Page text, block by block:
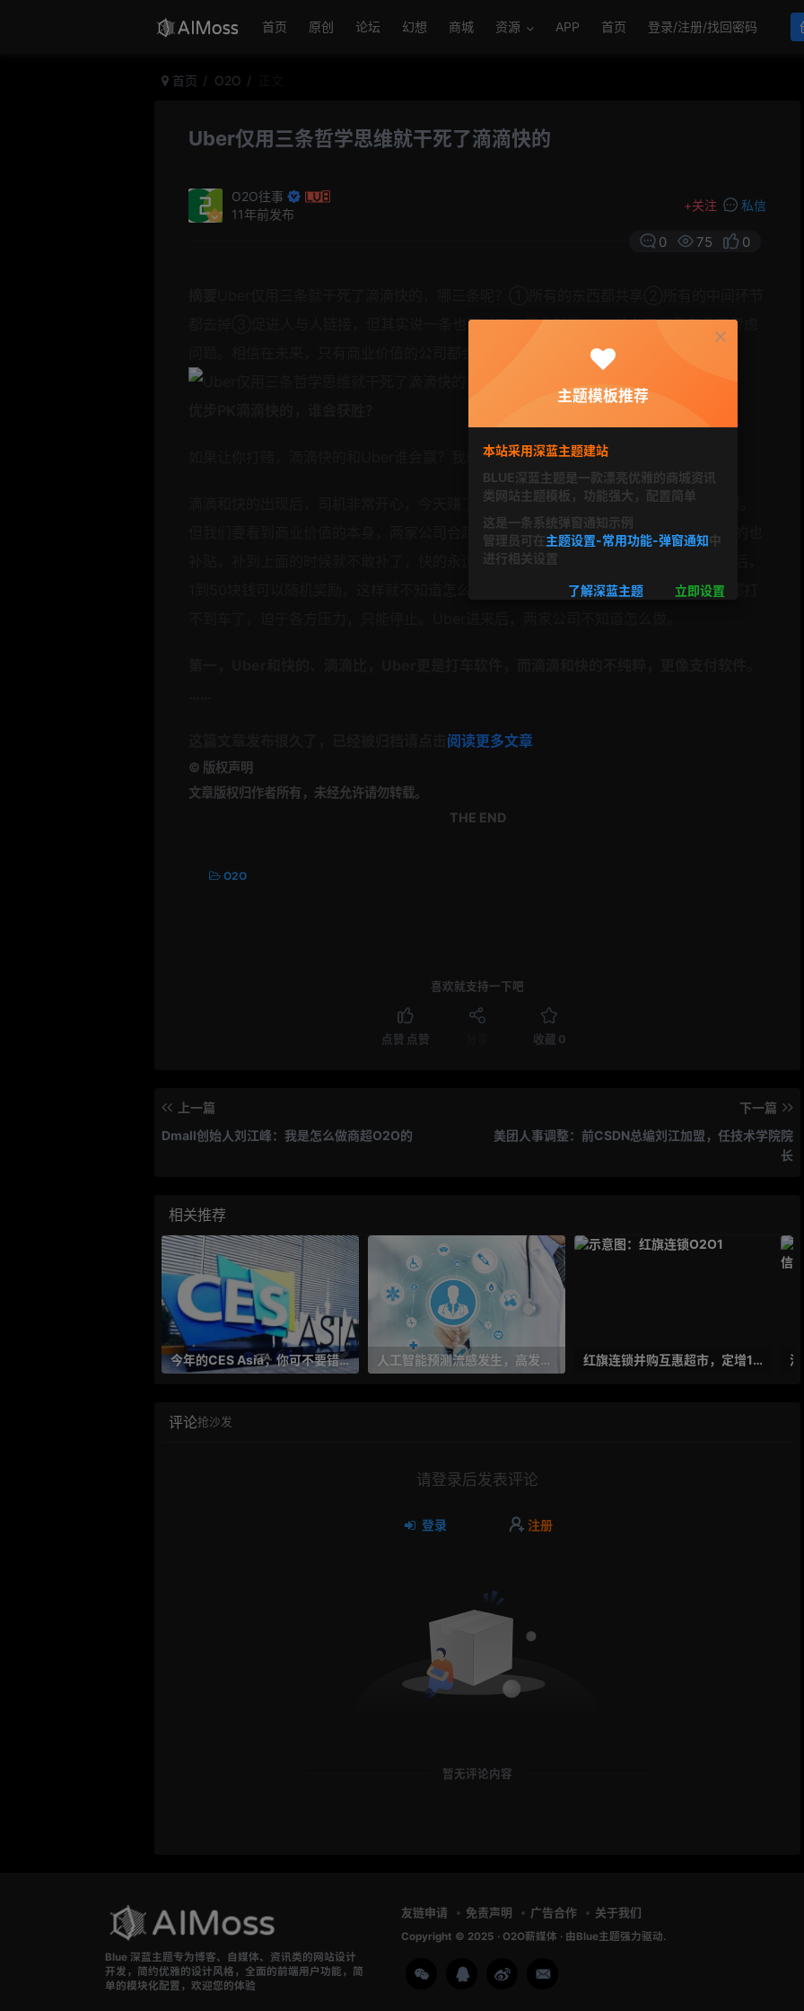
首页 原创 论坛 幻想 商城 资源 APP 首页 登录/注册/找回密码
首页 O2O
Uber仅用三条哲学思维就干死了滴滴快的
O2O往事
11年前发布
+关注 私信
0 75 0
都去掉③促进人与人链接，但其实说一条也可以了，无非就是Uber站在了消费者角度考虑
问题。相信在未来，只有商业价值的公司都会死于缺乏哲学构架。
如果让你打赌，滴滴快的和Uber谁会赢？我的想法是，Uber必胜。
滴滴和快的出现后，司机非常开心，今天赚了马云70块，赚了马化腾80块，消费者获利。
但我们要看到商业价值的本身，两家公司合起来之后补贴就很少了。当时滴滴补贴，快的也
补贴，补到上面的时候就不敢补了，快的永远比滴滴补多一块钱。结果滴滴打车完了之后，
1到50块钱可以随机奖励，这样就不知道怎么补了。问题也出来了，弱势群体招手打车都打
阅读更多文章
© 版权声明
文章版权归作者所有，未经允许请勿转载。
THE END
O2O
喜欢就支持一下吧
点赞 点赞 收藏 0
上一篇
Dmall创始人刘江峰：我是怎么做商超O2O的
下一篇
美团人事调整：前CSDN总编刘江加盟，任技术学院院
长
相关推荐
今年的CES Asia，你可不要错过这些自动驾驶看点 人工智能预测流感发生，高发季预测准确率可达到90%以上 红旗连锁并购互惠超市，定增10亿大力布局O2O
评论抢沙发
请登录后发表评论
登录 注册
暂无评论内容
Blue 深蓝主题专为博客、自媒体、资讯类的网站设计
开发，简约优雅的设计风格，全面的前端用户功能，简
单的模块化配置，欢迎您的体验
友链申请 免责声明 广告合作 关于我们
Copyright © 2025 · O2O薪媒体 · 由Blue主题强力驱动.
主题模板推荐
本站采用深蓝主题建站
BLUE深蓝主题是一款漂亮优雅的商城资讯
类网站主题模板，功能强大，配置简单
这是一条系统弹窗通知示例
管理员可在主题设置-常用功能-弹窗通知中
进行相关设置
了解深蓝主题 立即设置